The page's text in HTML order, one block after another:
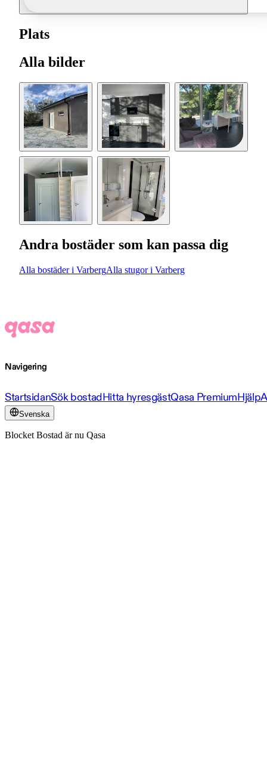
Plats
Alla bilder
Andra bostäder som kan passa dig
Alla bostäder i VarbergAlla stugor i Varberg
Navigering
StartsidanSök bostadHitta hyresgästQasa PremiumHjälp
Svenska
Blocket Bostad är nu Qasa